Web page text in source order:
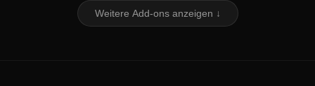
Weitere Add-ons anzeigen ↓